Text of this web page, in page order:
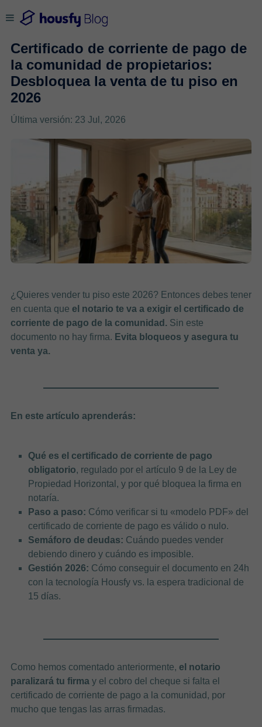
Certificado de corriente de pago de
la comunidad de propietarios:
Desbloquea la venta de tu piso en
2026
Última versión: 23 Jul, 2026
¿Quieres vender tu piso este 2026? Entonces debes tener
en cuenta que el notario te va a exigir el certificado de
corriente de pago de la comunidad. Sin este
documento no hay firma. Evita bloqueos y asegura tu
venta ya.
En este artículo aprenderás:
Qué es el certificado de corriente de pago
obligatorio, regulado por el artículo 9 de la Ley de
Propiedad Horizontal, y por qué bloquea la firma en
notaría.
Paso a paso: Cómo verificar si tu «modelo PDF» del
certificado de corriente de pago es válido o nulo.
Semáforo de deudas: Cuándo puedes vender
debiendo dinero y cuándo es imposible.
Gestión 2026: Cómo conseguir el documento en 24h
con la tecnología Housfy vs. la espera tradicional de
15 días.
Como hemos comentado anteriormente, el notario
paralizará tu firmay el cobro del cheque si falta el
certificado de corriente de pago a la comunidad, por
mucho que tengas las arras firmadas.